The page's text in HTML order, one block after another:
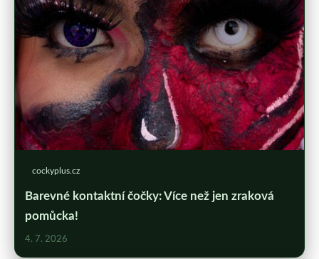
cockyplus.cz
Barevné kontaktní čočky: Více než jen zraková
pomůcka!
4. 7. 2026